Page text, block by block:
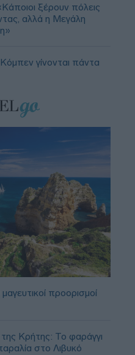
ξέρουν πόλεις
αλλά η Μεγάλη
γίνονται πάντα
προορισμοί
Κρήτης: Το φαράγγι
στο Λιβυκό